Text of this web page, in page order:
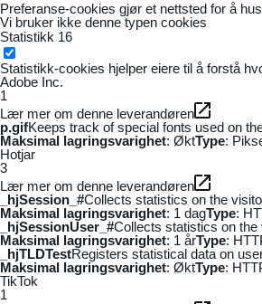
Preferanse-cookies gjør et nettsted for å
Vi bruker ikke denne typen cookies
Statistikk 16
Statistikk-cookies hjelper eiere til å forstå
Adobe Inc.
1
Lær mer om denne leverandøren
p.gifKeeps track of special fonts used on
Maksimal lagringsvarighet: ØktType:
Hotjar
3
Lær mer om denne leverandøren
_hjSession_#Collects statistics on the
Maksimal lagringsvarighet: 1 dagType:
_hjSessionUser_#Collects statistics on
Maksimal lagringsvarighet: 1 årType:
_hjTLDTestRegisters statistical data on
Maksimal lagringsvarighet: ØktType:
TikTok
1